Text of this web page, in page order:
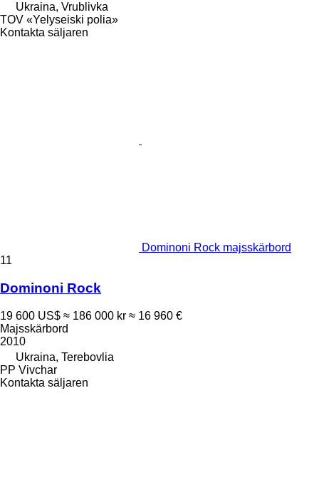
Ukraina, Vrublivka
TOV «Yelyseiski polia»
Kontakta säljaren
Dominoni Rock majsskärbord
11
Dominoni Rock
19 600 US$ ≈ 186 000 kr ≈ 16 960 €
Majsskärbord
2010
Ukraina, Terebovlia
PP Vivchar
Kontakta säljaren